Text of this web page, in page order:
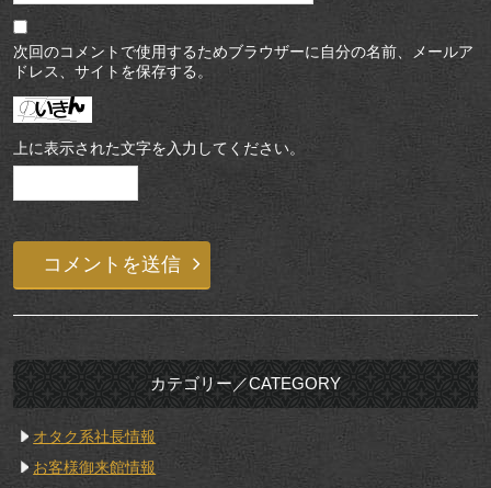
次回のコメントで使用するためブラウザーに自分の名前、メールア
ドレス、サイトを保存する。
上に表示された文字を入力してください。
カテゴリー／CATEGORY
オタク系社長情報
お客様御来館情報